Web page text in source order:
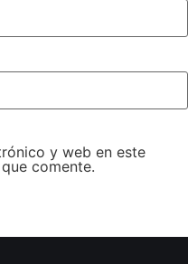
y web en este
comente.